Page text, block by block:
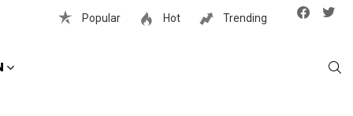
Popular Hot Trending
Facebook